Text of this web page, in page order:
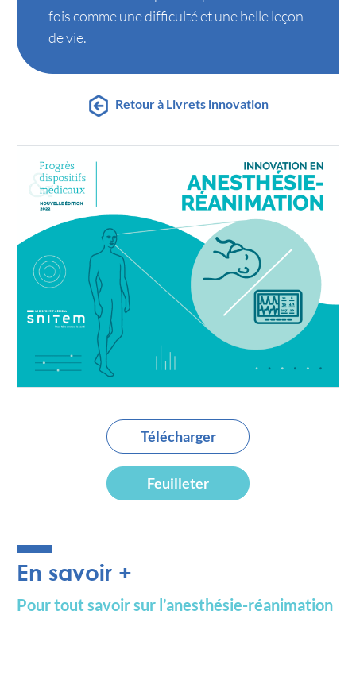
fois comme une difficulté et une belle leçon
de vie.
Retour à Livrets innovation
Télécharger
Feuilleter
En savoir +
Pour tout savoir sur l’anesthésie-réanimation